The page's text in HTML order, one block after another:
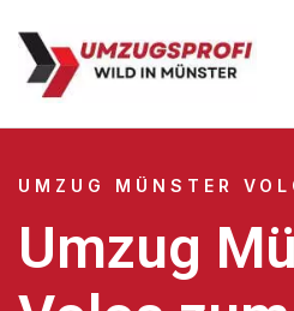
UMZUG MÜNSTER
Umzug